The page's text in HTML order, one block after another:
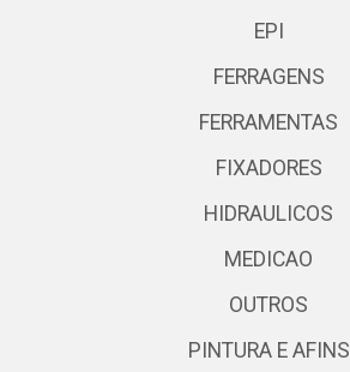
EPI
FERRAGENS
FERRAMENTAS
FIXADORES
HIDRAULICOS
MEDICAO
OUTROS
PINTURA E AFINS